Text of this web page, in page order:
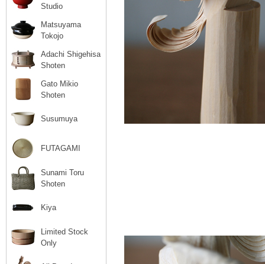
Studio
Matsuyama
Tokojo
Adachi Shigehisa
Shoten
Gato Mikio
Shoten
Susumuya
FUTAGAMI
Sunami Toru
Shoten
Kiya
Limited Stock
Only